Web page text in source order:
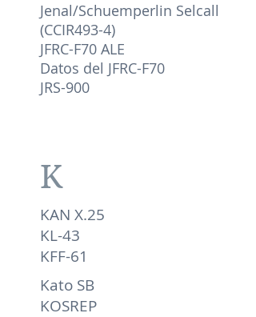
Jenal/Schuemperlin Selcall
(CCIR493-4)
JFRC-F70 ALE
Datos del JFRC-F70
JRS-900
K
KAN X.25
KL-43
KFF-61
Kato SB
KOSREP